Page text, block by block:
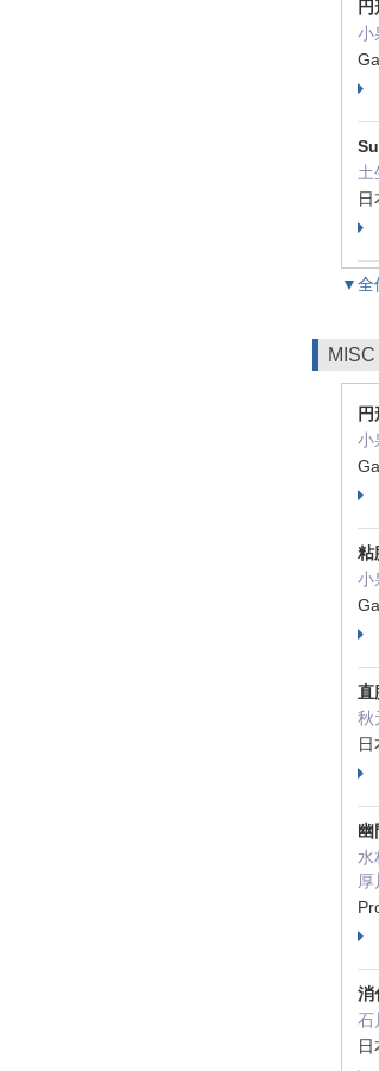
小
土
▼全
MISC
小
粘
小
直
秋
幽
水
厚
消
石